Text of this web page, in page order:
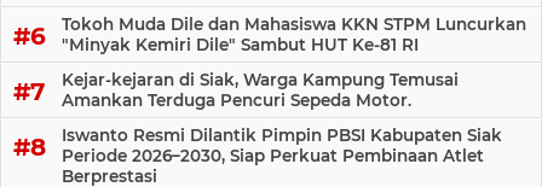
Tokoh Muda Dile dan Mahasiswa KKN STPM Luncurkan
"Minyak Kemiri Dile" Sambut HUT Ke-81 RI
Kejar-kejaran di Siak, Warga Kampung Temusai
Amankan Terduga Pencuri Sepeda Motor.
Iswanto Resmi Dilantik Pimpin PBSI Kabupaten Siak
Periode 2026–2030, Siap Perkuat Pembinaan Atlet
Berprestasi